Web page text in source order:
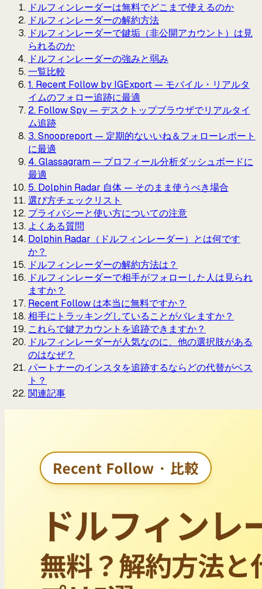
ドルフィンレーダーは無料でどこまで使えるのか
ドルフィンレーダーの解約方法
ドルフィンレーダーで鍵垢（非公開アカウント）は見
られるのか
ドルフィンレーダーの強みと弱み
一覧比較
1. Recent Follow by IGExport — モバイル・リアルタ
イムのフォロー追跡に最適
2. Follow Spy — デスクトップブラウザでリアルタイ
ム追跡
3. Snoopreport — 定期的ないいね＆フォローレポート
に最適
4. Glassagram — プロフィール分析ダッシュボードに
最適
5. Dolphin Radar 自体 — そのまま使うべき場合
選び方チェックリスト
プライバシーと使い方についての注意
よくある質問
Dolphin Radar（ドルフィンレーダー）とは何です
か？
ドルフィンレーダーの解約方法は？
ドルフィンレーダーで相手がフォローした人は見られ
ますか？
Recent Follow は本当に無料ですか？
相手にトラッキングしていることがバレますか？
これらで鍵アカウントを追跡できますか？
ドルフィンレーダーが人気なのに、他の選択肢がある
のはなぜ？
パートナーのインスタを追跡するならどの代替がベス
ト？
関連記事